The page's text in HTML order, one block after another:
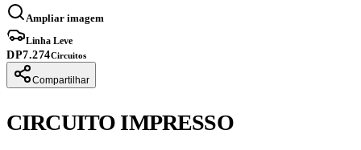
Ampliar imagem
Linha Leve
DP7.274Circuitos
Compartilhar
CIRCUITO IMPRESSO